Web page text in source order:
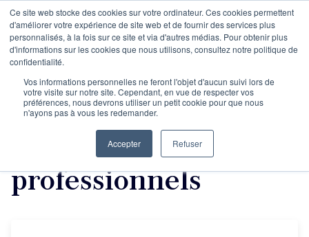
Ce site web stocke des cookies sur votre ordinateur. Ces cookies permettent
d'améliorer votre expérience de site web et de fournir des services plus
personnalisés, à la fois sur ce site et via d'autres médias. Pour obtenir plus
d'informations sur les cookies que nous utilisons, consultez notre politique de
confidentialité.
Vos informations personnelles ne feront l'objet d'aucun suivi lors de
votre visite sur notre site. Cependant, en vue de respecter vos
préférences, nous devrons utiliser un petit cookie pour que nous
n'ayons pas à vous les redemander.
Accepter Refuser
Rencontre
informative : les
ateliers pour les
professionnels